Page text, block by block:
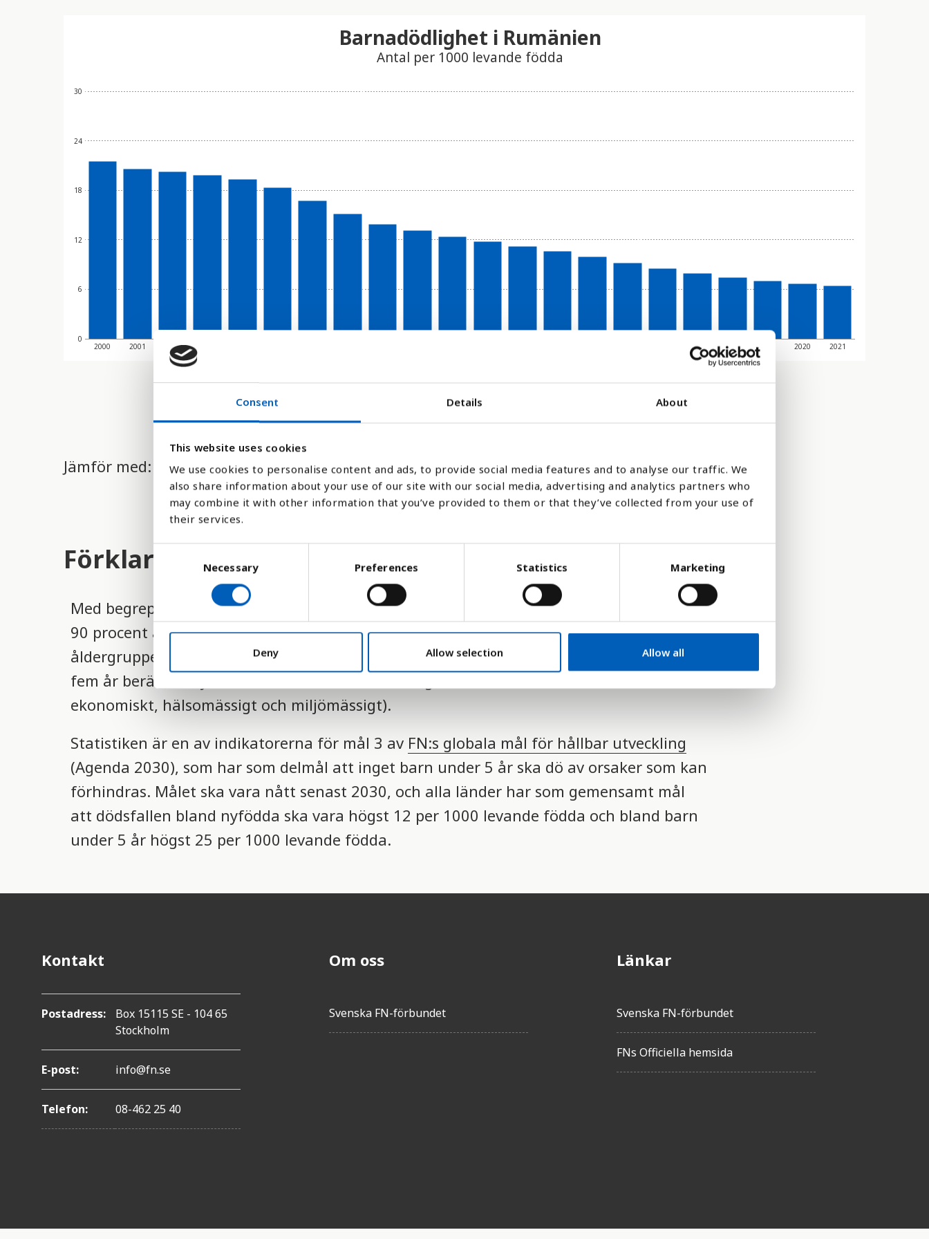
Consent Details About
This website uses cookies
We use cookies to personalise content and ads, to provide social media features and to analyse our traffic. We
also share information about your use of our site with our social media, advertising and analytics partners who
may combine it with other information that you’ve provided to them or that they’ve collected from your use of
their services.
C
e
n
t
e
l
e
t
i
o
n
Necessary Preferences Statistics Marketing
Deny Allow selection Allow all
0
6
12
18
24
30
2000 2001 2002 2017 2018 2020 2021
Barnadödlighet i Rumänien
Antal per 1000 levande födda
Stapeldiagram Linje Platt
Jämför med:
Förklaring
Med begreppet levande födda menar man barn som visar livstecken vid födseln. Mer än
90 procent av barn som dör innan de fyller 18 år dör innan de fyller fem år. Barn i
åldergruppen 0-5 år är extremt sårbara. Antalet barn som växer upp och blir äldre än
fem år berättar mycket om hur väl samhället fungerar som en helhet (socialt,
ekonomiskt, hälsomässigt och miljömässigt).
Statistiken är en av indikatorerna för mål 3 av FN:s globala mål för hållbar utveckling
(Agenda 2030), som har som delmål att inget barn under 5 år ska dö av orsaker som kan
förhindras. Målet ska vara nått senast 2030, och alla länder har som gemensamt mål
att dödsfallen bland nyfödda ska vara högst 12 per 1000 levande födda och bland barn
under 5 år högst 25 per 1000 levande födda.
Kontakt
Postadress:
Box 15115 SE - 104 65
Stockholm
E-post: info@fn.se
Telefon: 08-462 25 40
Om oss
Svenska FN-förbundet
Länkar
Svenska FN-förbundet
FNs Officiella hemsida